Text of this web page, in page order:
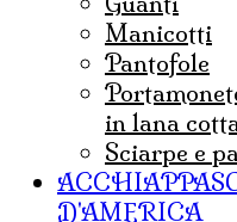
Manicotti
Pantofole
portamonete, astucci e portacellulari
in lana
sciarpe e
ACCHIAPPASOGNI E INDIANI
D'AMERICA